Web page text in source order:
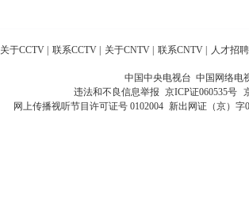
关于CCTV 联系CCTV 关于CNTV 联系CNTV 人才招聘
中国中央电视台 中国网络电
违法和不良信息举报 京ICP证060535号
网上传播视听节目许可证号 0102004 新出网证（京）